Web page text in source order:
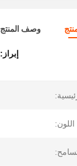
وصف المنتج
إبراز:
اللون: